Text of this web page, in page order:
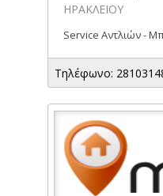
ΗΡΑΚΛΕΙΟΥ
Service Αντλιών -
Τηλέφωνο: